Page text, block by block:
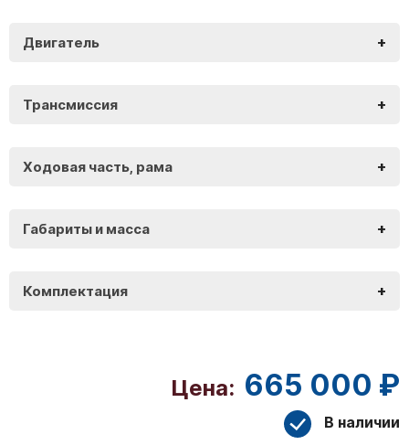
Двигатель +
Трансмиссия +
Ходовая часть, рама +
Габариты и масса +
Комплектация +
Цена: 665 000 ₽
В наличии